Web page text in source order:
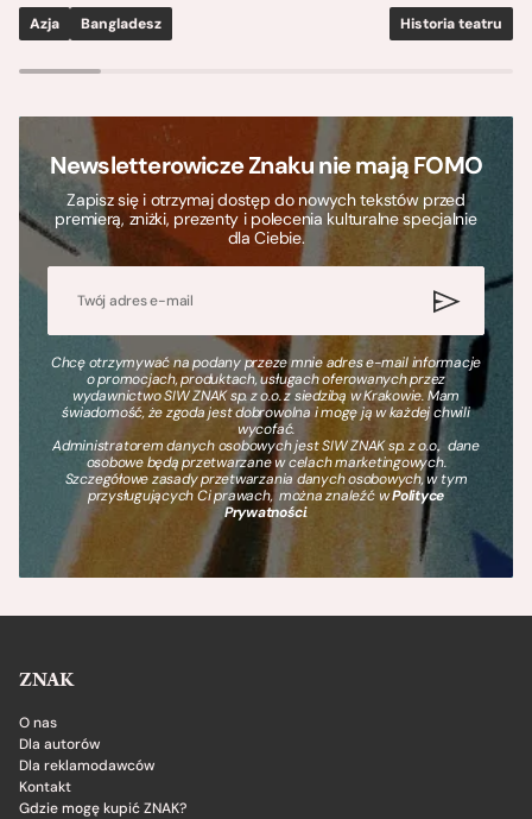
Azja Bangladesz Historia teatru
Newsletterowicze Znaku nie mają FOMO
Zapisz się i otrzymaj dostęp do nowych tekstów przed
premierą, zniżki, prezenty i polecenia kulturalne specjalnie
dla Ciebie.
Chcę otrzymywać na podany przeze mnie adres e-mail informacje
o promocjach, produktach, usługach oferowanych przez
wydawnictwo SIW ZNAK sp. z o.o. z siedzibą w Krakowie. Mam
świadomość, że zgoda jest dobrowolna i mogę ją w każdej chwili
wycofać.
Administratorem danych osobowych jest SIW ZNAK sp. z o.o., dane
osobowe będą przetwarzane w celach marketingowych.
Szczegółowe zasady przetwarzania danych osobowych, w tym
przysługujących Ci prawach, można znaleźć wPolityce
Prywatności.
ZNAK
O nas
Dla autorów
Dla reklamodawców
Kontakt
Gdzie mogę kupić ZNAK?